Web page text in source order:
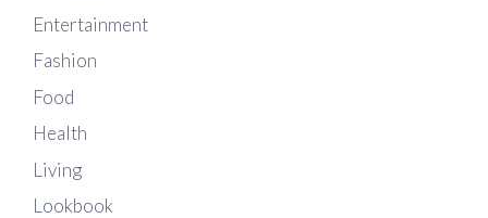
Entertainment
Fashion
Food
Health
Living
Lookbook